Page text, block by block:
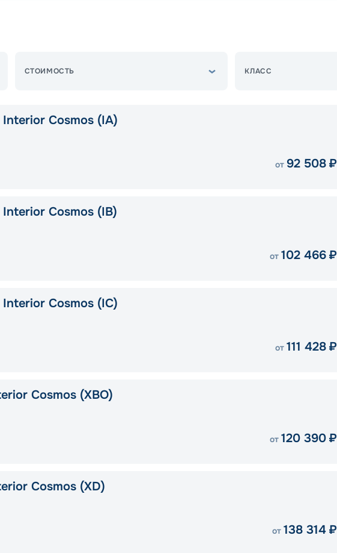
СТОИМОСТЬ КЛАСС
Interior Cosmos (IA)
от 92 508 ₽
Cosmos (IB)
от 102 466 ₽
Cosmos (IC)
от 111 428 ₽
Cosmos (XBO)
от 120 390 ₽
Cosmos (XD)
от 138 314 ₽